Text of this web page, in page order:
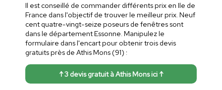
Il est conseillé de commander différents prix en Ile de
France dans l'objectif de trouver le meilleur prix. Neuf
cent quatre-vingt-seize poseurs de fenêtres sont
dans le département Essonne. Manipulez le
formulaire dans l'encart pour obtenir trois devis
gratuits près de Athis Mons (91) :
↑ 3 devis gratuit à Athis Mons ici ↑